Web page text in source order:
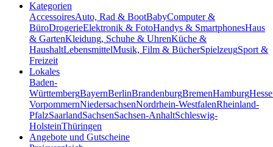
Kategorien
AccessoiresAuto, Rad & BootBabyComputer &
BüroDrogerieElektronik & FotoHandys & SmartphonesHaus
& GartenKleidung, Schuhe & UhrenKüche &
HaushaltLebensmittelMusik, Film & BücherSpielzeugSport &
Freizeit
Lokales
Baden-
WürttembergBayernBerlinBrandenburgBremenHamburg
VorpommernNiedersachsenNordrhein-WestfalenRheinland-
PfalzSaarlandSachsenSachsen-AnhaltSchleswig-
HolsteinThüringen
Angebote und Gutscheine